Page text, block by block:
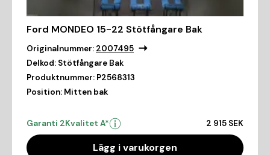
Ford MONDEO 15-22 Stötfångare Bak
Originalnummer: 2007495
Delkod: Stötfångare Bak
Produktnummer: P2568313
Position: Mitten bak
Garanti 2Kvalitet A* 2 915 SEK
Lägg i varukorgen